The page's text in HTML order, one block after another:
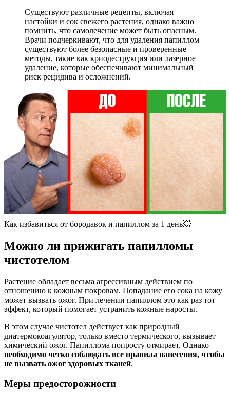
Существуют различные рецепты, включая
настойки и сок свежего растения, однако важно
помнить, что самолечение может быть опасным.
Врачи подчеркивают, что для удаления папиллом
существуют более безопасные и проверенные
методы, такие как криодеструкция или лазерное
удаление, которые обеспечивают минимальный
риск рецидива и осложнений.
Как избавиться от бородавок и папиллом за 1 день💥
Можно ли прижигать папилломы
чистотелом
Растение обладает весьма агрессивным действием по
отношению к кожным покровам. Попадание его сока на кожу
может вызвать ожог. При лечении папиллом это как раз тот
эффект, который помогает устранить кожные наросты.
В этом случае чистотел действует как природный
диатермокоагулятор, только вместо термического, вызывает
химический ожог. Папиллома попросту отмирает. Однако
необходимо четко соблюдать все правила нанесения, чтобы
не вызвать ожог здоровых тканей.
Меры предосторожности